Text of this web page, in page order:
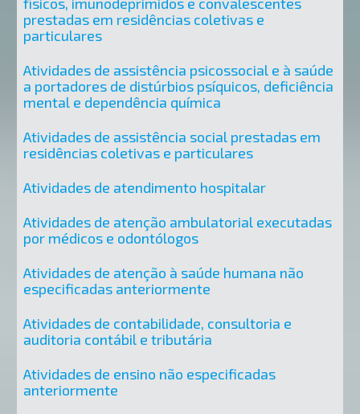
prestadas em residências coletivas e
particulares
Atividades de assistência psicossocial e à saúde
a portadores de distúrbios psíquicos, deficiência
mental e dependência química
Atividades de assistência social prestadas em
residências coletivas e particulares
Atividades de atendimento hospitalar
Atividades de atenção ambulatorial executadas
por médicos e odontólogos
Atividades de atenção à saúde humana não
especificadas anteriormente
Atividades de contabilidade, consultoria e
auditoria contábil e tributária
Atividades de ensino não especificadas
anteriormente